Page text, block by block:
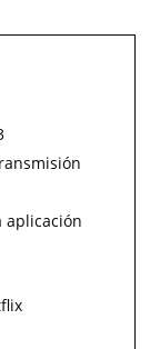
aplicación